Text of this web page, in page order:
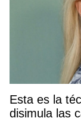
Esta es la
disimula las